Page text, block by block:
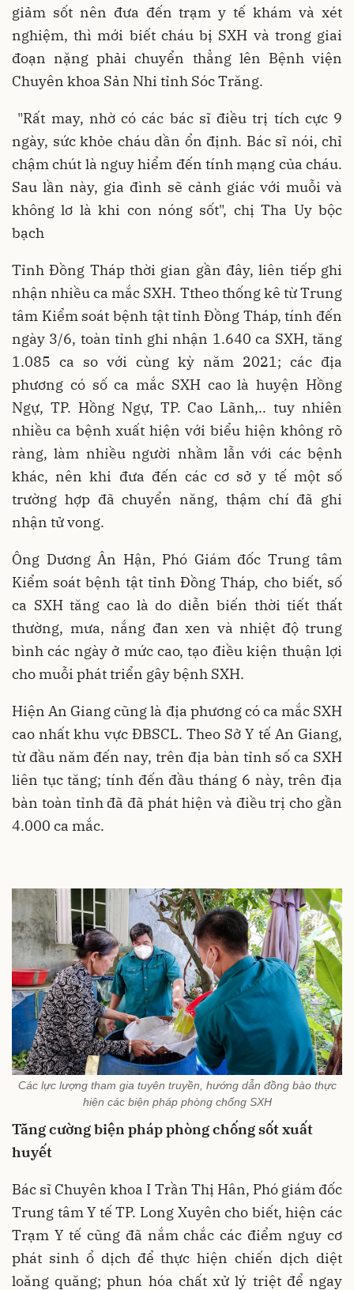
giảm sốt nên đưa đến trạm y tế khám và xét
nghiệm, thì mới biết cháu bị SXH và trong giai
đoạn nặng phải chuyển thẳng lên Bệnh viện
Chuyên khoa Sản Nhi tỉnh Sóc Trăng.
"Rất may, nhờ có các bác sĩ điều trị tích cực 9
ngày, sức khỏe cháu dần ổn định. Bác sĩ nói, chỉ
chậm chút là nguy hiểm đến tính mạng của cháu.
Sau lần này, gia đình sẽ cảnh giác với muỗi và
không lơ là khi con nóng sốt", chị Tha Uy bộc
bạch
Tỉnh Đồng Tháp thời gian gần đây, liên tiếp ghi
nhận nhiều ca mắc SXH. Ttheo thống kê từ Trung
tâm Kiểm soát bệnh tật tỉnh Đồng Tháp, tính đến
ngày 3/6, toàn tỉnh ghi nhận 1.640 ca SXH, tăng
1.085 ca so với cùng kỳ năm 2021; các địa
phương có số ca mắc SXH cao là huyện Hồng
Ngự, TP. Hồng Ngự, TP. Cao Lãnh,.. tuy nhiên
nhiều ca bệnh xuất hiện với biểu hiện không rõ
ràng, làm nhiều người nhầm lẫn với các bệnh
khác, nên khi đưa đến các cơ sở y tế một số
trường hợp đã chuyển năng, thậm chí đã ghi
nhận tử vong.
Ông Dương Ân Hận, Phó Giám đốc Trung tâm
Kiểm soát bệnh tật tỉnh Đồng Tháp, cho biết, số
ca SXH tăng cao là do diễn biến thời tiết thất
thường, mưa, nắng đan xen và nhiệt độ trung
bình các ngày ở mức cao, tạo điều kiện thuận lợi
cho muỗi phát triển gây bệnh SXH.
Hiện An Giang cũng là địa phương có ca mắc SXH
cao nhất khu vực ĐBSCL. Theo Sở Y tế An Giang,
từ đầu năm đến nay, trên địa bàn tỉnh số ca SXH
liên tục tăng; tính đến đầu tháng 6 này, trên địa
bàn toàn tỉnh đã đã phát hiện và điều trị cho gần
4.000 ca mắc.
Các lực lượng tham gia tuyên truyền, hướng dẫn đồng bào thực
hiện các biện pháp phòng chống SXH
Tăng cường biện pháp phòng chống sốt xuất
huyết
Bác sĩ Chuyên khoa I Trần Thị Hân, Phó giám đốc
Trung tâm Y tế TP. Long Xuyên cho biết, hiện các
Trạm Y tế cũng đã nắm chắc các điểm nguy cơ
phát sinh ổ dịch để thực hiện chiến dịch diệt
loăng quăng; phun hóa chất xử lý triệt để ngay